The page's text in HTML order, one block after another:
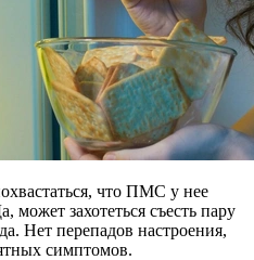
что ПМС у нее
может захотеться съесть пару
Нет перепадов настроения,
симптомов.